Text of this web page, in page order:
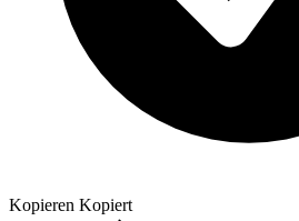
Kopieren Kopiert